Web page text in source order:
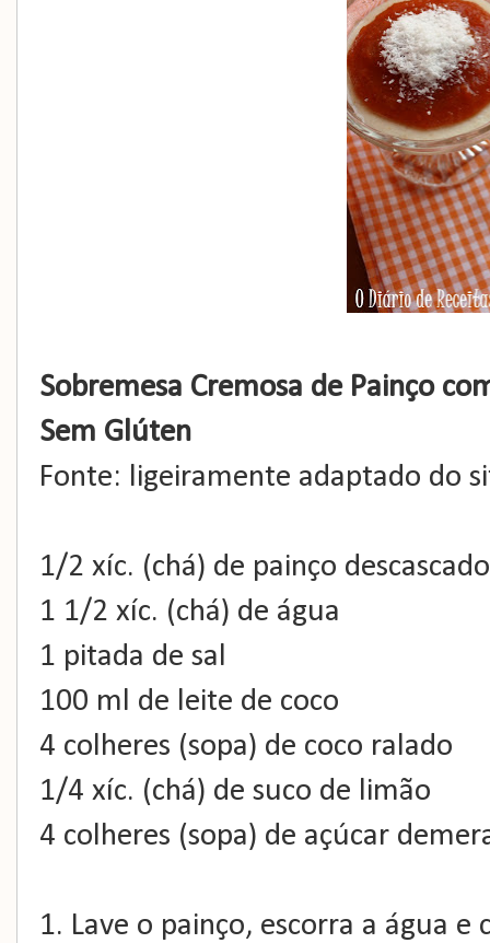
Sobremesa Cremosa de Painço
Sem Glúten
Fonte: ligeiramente adaptado do
1/2 xíc. (chá) de painço
1 1/2 xíc. (chá) de água
1 pitada de sal
100 ml de leite de coco
4 colheres (sopa) de coco ralado
1/4 xíc. (chá) de suco de limão
4 colheres (sopa) de açúcar
1. Lave o painço, escorra a água